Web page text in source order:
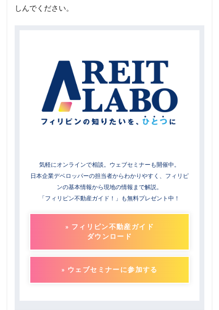
しんでください。
気軽にオンラインで相談。ウェブセミナーも開催中。
日本企業デベロッパーの担当者からわかりやすく、フィリピ
ンの基本情報から現地の情報まで解説。
「フィリピン不動産ガイド！」も無料プレゼント中！
» フィリピン不動産ガイド
ダウンロード
» ウェブセミナーに参加する